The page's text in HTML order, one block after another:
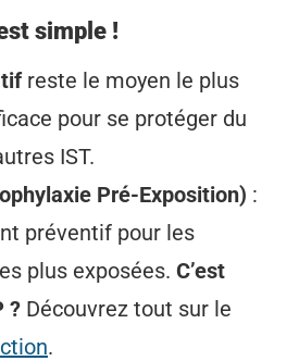
simple !
reste le moyen le plus
pour se protéger du
IST.
Pré-Exposition) :
préventif pour les
plus exposées. C’est
? Découvrez tout sur le
.